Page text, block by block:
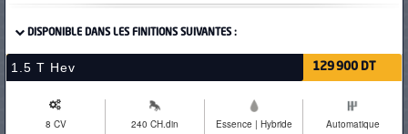
DISPONIBLE DANS LES FINITIONS SUIVANTES :
1.5 T Hev 129 900 DT
8 CV 240 CH.din Essence | Hybride Automatique